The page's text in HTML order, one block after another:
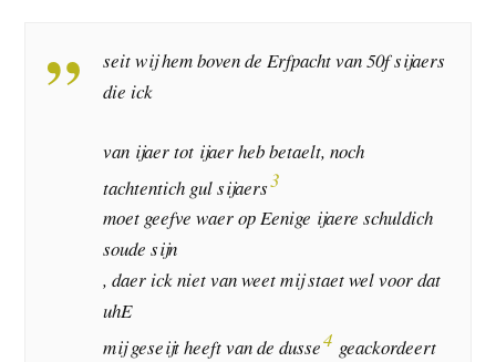
seit wij hem boven de Erfpacht van 50f sijaers
die ick
van ijaer tot ijaer heb betaelt, noch
tachtentich gul sijaers3
moet geefve waer op Eenige ijaere schuldich
soude sijn
, daer ick niet van weet mij staet wel voor dat
uhE
mij geseijt heeft van de dusse4 geackordeert